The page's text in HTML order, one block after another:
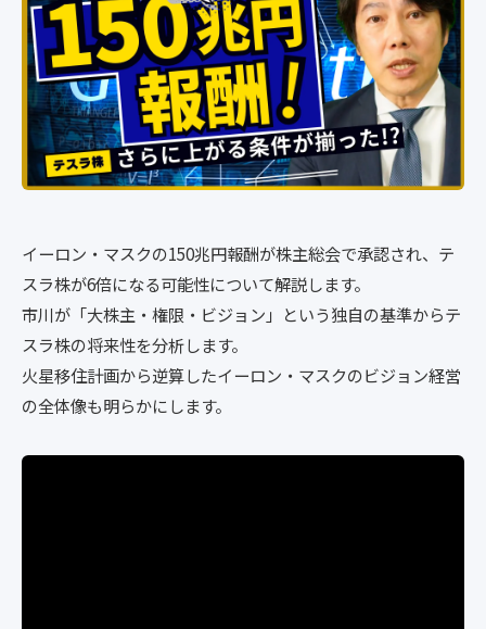
イーロン・マスクの150兆円報酬が株主総会で承認され、テ
スラ株が6倍になる可能性について解説します。
市川が「大株主・権限・ビジョン」という独自の基準からテ
スラ株の将来性を分析します。
火星移住計画から逆算したイーロン・マスクのビジョン経営
の全体像も明らかにします。